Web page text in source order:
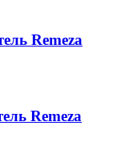
Remeza
Remeza